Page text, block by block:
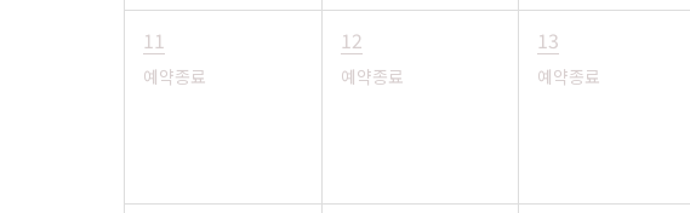
11
예약종료
12
예약종료
13
예약종료